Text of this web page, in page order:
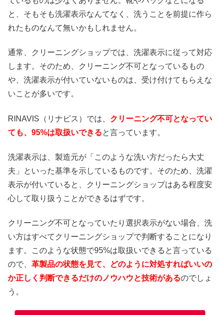
と、そもそも洗濯表示なんてなく、洗うことを前提に作ら
れたものなんて無いかもしれません。
通常、クリーニングショップでは、洗濯表示に従って対応
します。そのため、クリーニング不可となっているもの
や、洗濯表示が付いていないものは、受け付けてもらえな
いことが多いです。
RINAVIS（リナビス）では、 クリーニング不可となってい
ても、95%は取扱いできると言っています。
洗濯表示は、製造元が「このような洗い方だったら大丈
夫」といった基準を示しているものです。そのため、洗濯
表示が付いていると、クリーニングショップはある程度安
心して取り扱うことができるはずです。
クリーニング不可となっていたり選択表示がない場合、洗
い方はすべてクリーニングショップで判断することになり
ます。このような状態で95%は取扱いできると言っている
ので、 革製品の状態を見て、どのように対処すればいいの
か正しく判断できるだけのノウハウと技術があるのでしょ
う。